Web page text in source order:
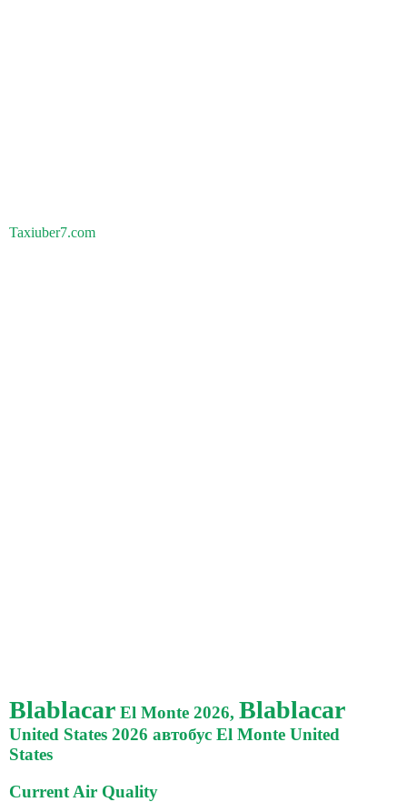
Taxiuber7.com
Blablacar El Monte 2026, Blablacar
United States 2026 автобус El Monte United
States
Current Air Quality